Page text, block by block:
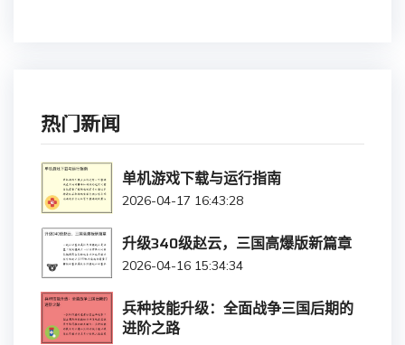
热门新闻
单机游戏下载与运行指南
2026-04-17 16:43:28
升级340级赵云，三国高爆版新篇章
2026-04-16 15:34:34
兵种技能升级：全面战争三国后期的
进阶之路